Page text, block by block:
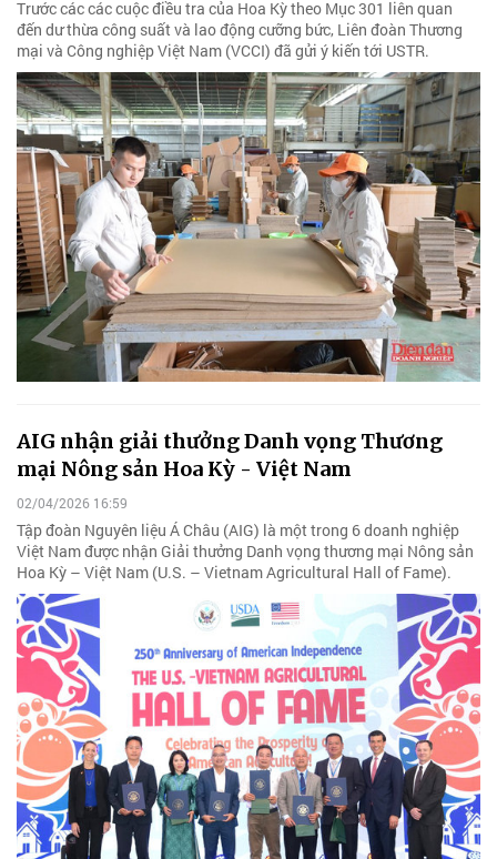
Trước các các cuộc điều tra của Hoa Kỳ theo Mục 301 liên quan
đến dư thừa công suất và lao động cưỡng bức, Liên đoàn Thương
mại và Công nghiệp Việt Nam (VCCI) đã gửi ý kiến tới USTR.
AIG nhận giải thưởng Danh vọng Thương
mại Nông sản Hoa Kỳ - Việt Nam
02/04/2026 16:59
Tập đoàn Nguyên liệu Á Châu (AIG) là một trong 6 doanh nghiệp
Việt Nam được nhận Giải thưởng Danh vọng thương mại Nông sản
Hoa Kỳ – Việt Nam (U.S. – Vietnam Agricultural Hall of Fame).